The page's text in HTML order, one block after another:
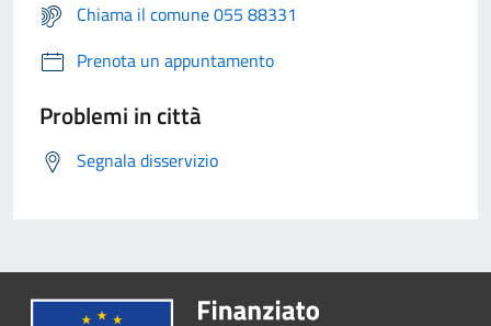
Chiama il comune 055 88331
Prenota un appuntamento
Problemi in città
Segnala disservizio